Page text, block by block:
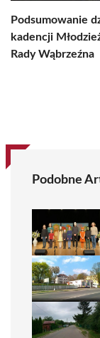
Podsumowanie
kadencji
Rady Wąbrzeźna
Podobne